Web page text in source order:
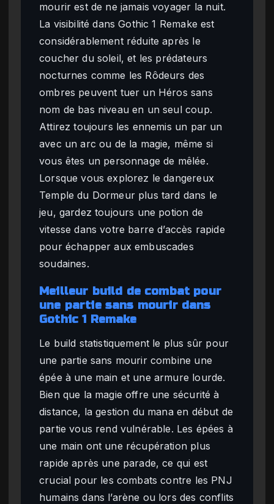
mourir est de ne jamais voyager la nuit.
La visibilité dans Gothic 1 Remake est
considérablement réduite après le
coucher du soleil, et les prédateurs
nocturnes comme les Rôdeurs des
ombres peuvent tuer un Héros sans
nom de bas niveau en un seul coup.
Attirez toujours les ennemis un par un
avec un arc ou de la magie, même si
vous êtes un personnage de mêlée.
Lorsque vous explorez le dangereux
Temple du Dormeur plus tard dans le
jeu, gardez toujours une potion de
vitesse dans votre barre d’accès rapide
pour échapper aux embuscades
soudaines.
Meilleur build de combat pour
une partie sans mourir dans
Gothic 1 Remake
Le build statistiquement le plus sûr pour
une partie sans mourir combine une
épée à une main et une armure lourde.
Bien que la magie offre une sécurité à
distance, la gestion du mana en début de
partie vous rend vulnérable. Les épées à
une main ont une récupération plus
rapide après une parade, ce qui est
crucial pour les combats contre les PNJ
humains dans l’arène ou lors des conflits